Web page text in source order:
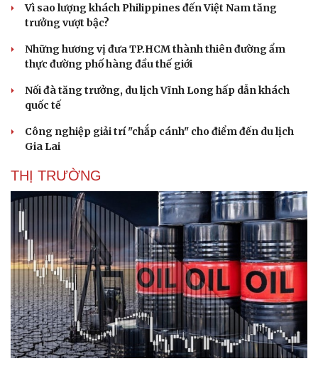
Vì sao lượng khách Philippines đến Việt Nam tăng
trưởng vượt bậc?
Những hương vị đưa TP.HCM thành thiên đường ẩm
thực đường phố hàng đầu thế giới
Nối đà tăng trưởng, du lịch Vĩnh Long hấp dẫn khách
quốc tế
Công nghiệp giải trí "chắp cánh" cho điểm đến du lịch
Gia Lai
THỊ TRƯỜNG